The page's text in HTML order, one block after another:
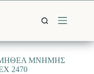
ΜΝΗΜΗΣ
2470